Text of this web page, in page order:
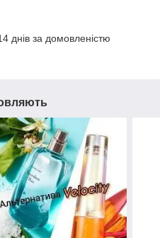
днів за домовленістю